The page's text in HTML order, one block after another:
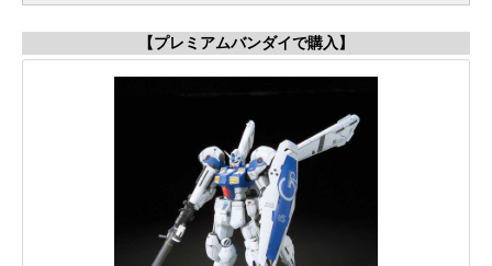
【プレミアムバンダイで購入】